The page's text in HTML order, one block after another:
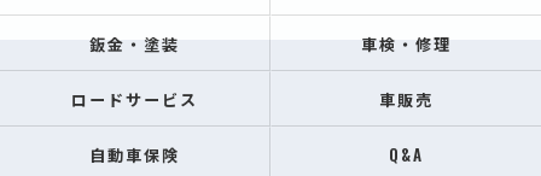
鈑金・塗装 車検・修理
ロードサービス 車販売
自動車保険 Q&A